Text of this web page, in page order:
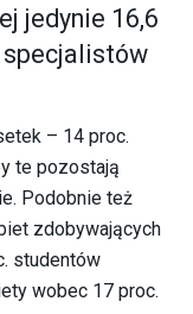
jedynie 16,6
specjalistów
– 14 proc.
te pozostają
Podobnie też
zdobywających
studentów
wobec 17 proc.